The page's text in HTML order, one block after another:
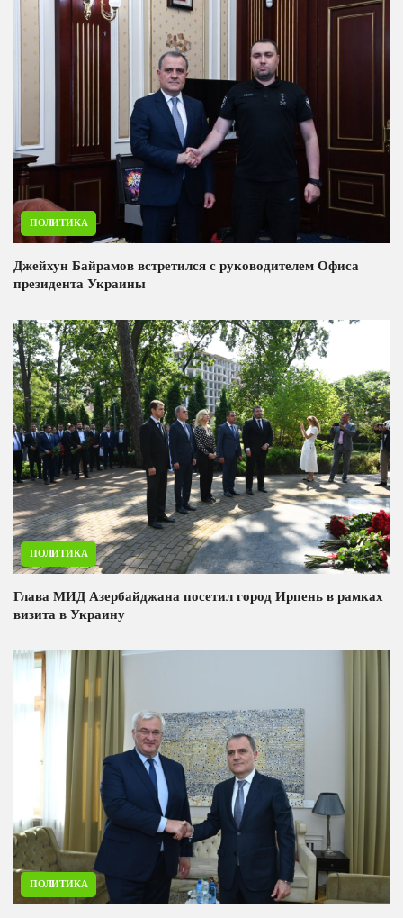
ПОЛИТИКА
Джейхун Байрамов встретился с руководителем Офиса
президента Украины
ПОЛИТИКА
Глава МИД Азербайджана посетил город Ирпень в рамках
визита в Украину
ПОЛИТИКА